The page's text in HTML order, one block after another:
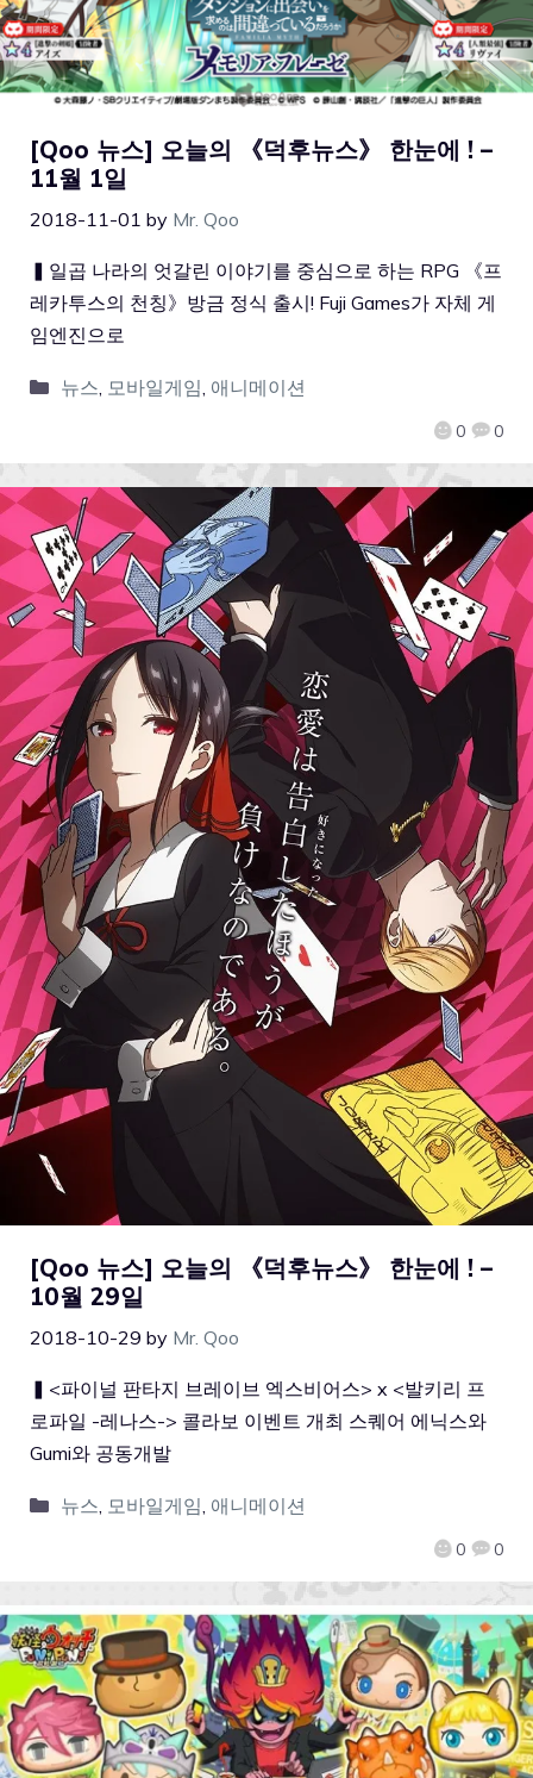
[Qoo 뉴스] 오늘의 《덕후뉴스》 한눈에 ! –
11월 1일
2018-11-01 by Mr. Qoo
0 0
▍일곱 나라의 엇갈린 이야기를 중심으로 하는 RPG 《프
레카투스의 천칭》방금 정식 출시! Fuji Games가 자체 게
임엔진으로
뉴스, 모바일게임, 애니메이션
[Qoo 뉴스] 오늘의 《덕후뉴스》 한눈에 ! –
10월 29일
2018-10-29 by Mr. Qoo
0 0
▍<파이널 판타지 브레이브 엑스비어스> x <발키리 프
로파일 -레나스-> 콜라보 이벤트 개최 스퀘어 에닉스와
Gumi와 공동개발
뉴스 모바일게임 애니메이션